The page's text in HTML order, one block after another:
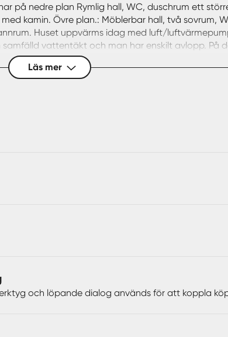
på nedre plan Rymlig hall, WC, duschrum ett
kamin. Övre plan.: Möblerbar hall, två sovrum,
Huset uppvärms idag med luft/
vattentäkt och man har enskilt avlopp. På
uthusbyggnad i timmer inr.: Garage f.d. stall samt
lada. loge m.m. 1½-plans uthusbyggand i
Läs mer
och löpande dialog används för att koppla